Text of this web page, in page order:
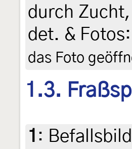
durch
det. &
das Foto
1.3.
1 :